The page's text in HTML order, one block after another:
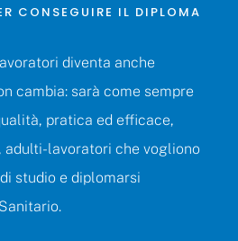
CONSEGUIRE IL DIPLOMA
diventa anche
cambia: sarà come sempre
pratica ed efficace,
adulti-lavoratori che vogliono
studio e diplomarsi